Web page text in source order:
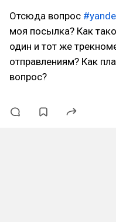
Отсюда вопрос
моя посылка? Как
один и тот же
отправлениям? Как
вопрос?